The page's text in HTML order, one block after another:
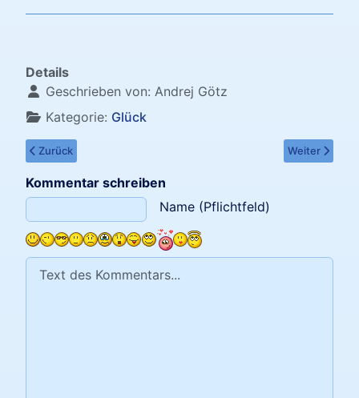
Details
Geschrieben von: Andrej Götz
Kategorie: Glück
Vorheriger Beitrag: Glück schmieden
Zurück Nächster
Weiter
Kommentar schreiben
Name (Pflichtfeld)
Text des Kommentars